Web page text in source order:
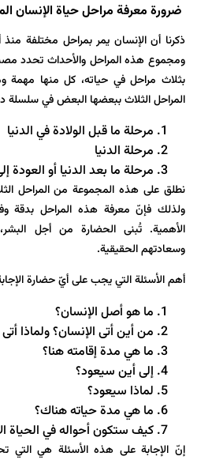
ضرورة معرفة مراحل حياة الإنسان
ذكرنا أن الإنسان يمر بمراحل مختلفة
ومجموع هذه المراحل والأحداث تحدد
بثلاث مراحل في حياته، كل منها مهمة
المراحل الثلاث ببعضها البعض في سلسلة
مرحلة ما قبل الولادة في الدنيا
مرحلة الدنيا
مرحلة ما بعد الدنيا أو العودة
نطلق على هذه المجموعة من المراحل
ولذلك فإنّ معرفة هذه المراحل بدقة
الأهمية. تُبنى الحضارة من أجل
وسعادتهم الحقيقية.
أهم الأسئلة التي يجب على أيّ حضارة
ما هو أصل الإنسان؟
من أين أتى الإنسان؟ ولماذا
ما هي مدة إقامته هنا؟
إلى أين سيعود؟
لماذا سيعود؟
ما هي مدة حياته هناك؟
كيف ستكون أحواله في الحياة
إنّ الإجابة على هذه الأسئلة هي